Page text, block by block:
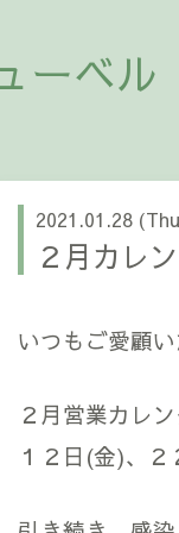
ーベル
2021.01.28
２月カレ
いつもご愛顧
２月営業カレ
１２日(金)、